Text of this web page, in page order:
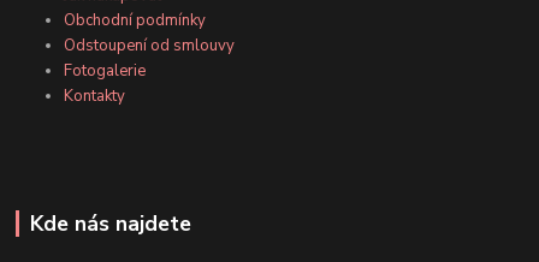
Obchodní podmínky
Odstoupení od smlouvy
Fotogalerie
Kontakty
Kde nás najdete